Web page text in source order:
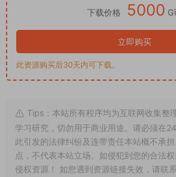
下载价格 5000 G
立即购买
此资源购买后30天内可下载。
Tips：本站所有程序均为互联网收集整
学习研究，切勿用于商业用途。请必须在
此引发的法律纠纷及连带责任本站概不承
点，不代表本站立场。如侵犯到您的合法
侵权资源！ 如您遇到资源链接失效，请联